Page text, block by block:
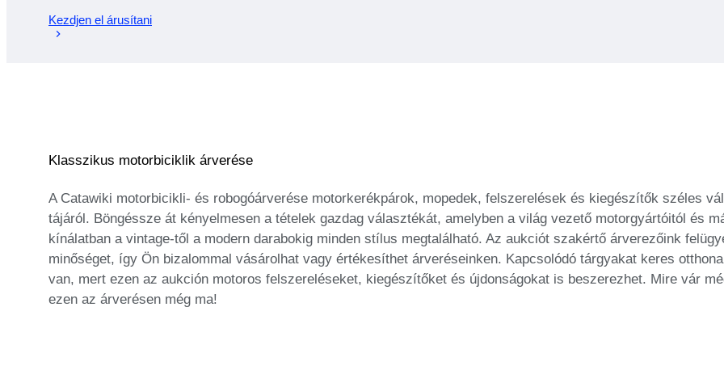
Kezdjen el árusítani
Klasszikus motorbiciklik árverése
A Catawiki motorbicikli- és robogóárverése motorkerékpárok, mopedek, felszerelések és kiegészítők széles
tájáról. Böngéssze át kényelmesen a tételek gazdag választékát, amelyben a világ vezető motorgyártóitól és
kínálatban a vintage-től a modern darabokig minden stílus megtalálható. Az aukciót szakértő árverezőink
minőséget, így Ön bizalommal vásárolhat vagy értékesíthet árveréseinken. Kapcsolódó tárgyakat keres
van, mert ezen az aukción motoros felszereléseket, kiegészítőket és újdonságokat is beszerezhet. Mire vár
ezen az árverésen még ma!